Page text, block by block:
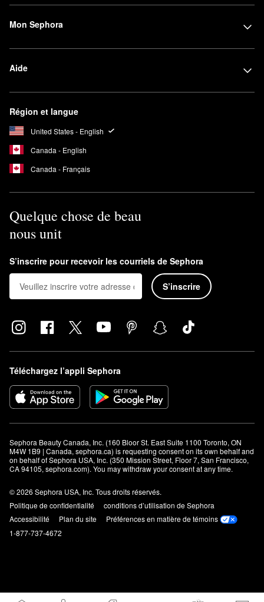
Mon Sephora
Aide
Région et langue
United States - English
Canada - English
Canada - Français
Quelque chose de beau
nous unit
S’inscrire pour recevoir les courriels de Sephora
S’inscrire
Téléchargez l’appli Sephora
Sephora Beauty Canada, Inc. (160 Bloor St. East Suite 1100 Toronto, ON
M4W 1B9 | Canada, sephora.ca) is requesting consent on its own behalf and
on behalf of Sephora USA, Inc. (350 Mission Street, Floor 7, San Francisco,
CA 94105, sephora.com). You may withdraw your consent at any time.
© 2026 Sephora USA, Inc. Tous droits réservés.
Politique de confidentialité
conditions d’utilisation de Sephora
Accessibilité
Plan du site
Préférences en matière de témoins
1-877-737-4672